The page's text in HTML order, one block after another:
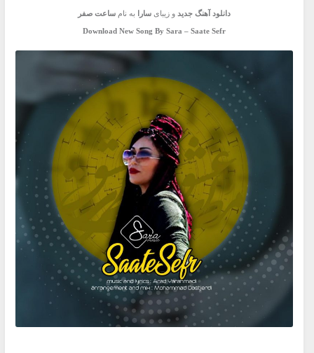
دانلود آهنگ جدید و زیبای سارا به نام ساعت صفر
Download New Song By Sara – Saate Sefr